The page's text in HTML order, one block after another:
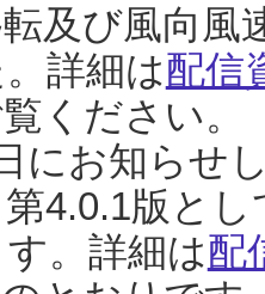
及び風向風
詳細は配信
ください。
にお知らせ
4.0.1版と
。詳細は配